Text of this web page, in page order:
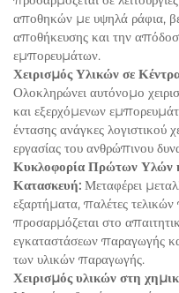
αποθηκών με υψηλά ράφια,
αποθήκευσης και την
εμπορευμάτων.
Χειρισμός Υλικών σε
Ολοκληρώνει αυτόνομο
και εξερχόμενων
έντασης ανάγκες λογιστικού
εργασίας του ανθρώπινου
Κυκλοφορία Πρώτων Υλών
Κατασκευή: Μεταφέρει
εξαρτήματα, παλέτες
προσαρμόζεται στο
εγκαταστάσεων παραγωγής
των υλικών παραγωγής.
Χειρισμός υλικών στη